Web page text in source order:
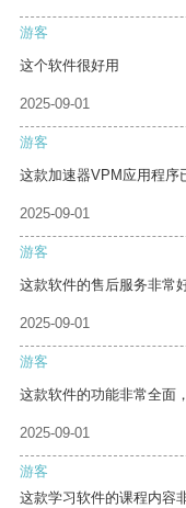
游客
这个软件很好用
2025-09-01
游客
这款加速器VPM应用程序
2025-09-01
游客
这款软件的售后服务非常
2025-09-01
游客
这款软件的功能非常全面
2025-09-01
游客
这款学习软件的课程内容